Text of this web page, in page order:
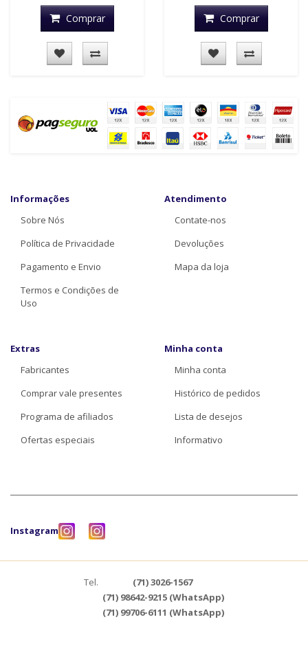
Comprar Comprar
Informações
Sobre Nós
Política de Privacidade
Pagamento e Envio
Termos e Condições de
Uso
Atendimento
Contate-nos
Devoluções
Mapa da loja
Extras
Fabricantes
Comprar vale presentes
Programa de afiliados
Ofertas especiais
Minha conta
Minha conta
Histórico de pedidos
Lista de desejos
Informativo
Instagram
Tel.
(71) 3026-1567
(71) 98642-9215 (WhatsApp)
(71) 99706-6111 (WhatsApp)